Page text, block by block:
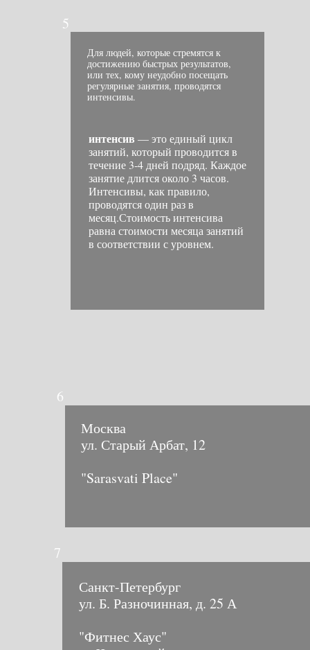
5
Для людей, которые стремятся к
достижению быстрых результатов,
или тех, кому неудобно посещать
регулярные занятия, проводятся
интенсивы.
интенсив — это единый цикл
занятий, который проводится в
течение 3-4 дней подряд. Каждое
занятие длится около 3 часов.
Интенсивы, как правило,
проводятся один раз в
месяц.Стоимость интенсива
равна стоимости месяца занятий
в соответствии с уровнем.
6
Москва
ул. Старый Арбат, 12
"Sarasvati Place"
7
Санкт-Петербург
ул. Б. Разночинная, д. 25 А
"Фитнес Хаус"